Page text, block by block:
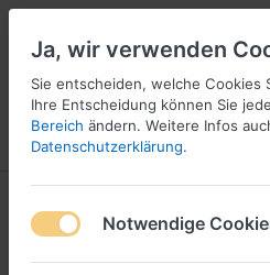
Menü Anmelden
Ja, wir verwenden
Sie entscheiden, welche Cookies
Ihre Entscheidung können Sie
Bereich ändern. Weitere Infos
Datenschutzerklärung.
Notwendige